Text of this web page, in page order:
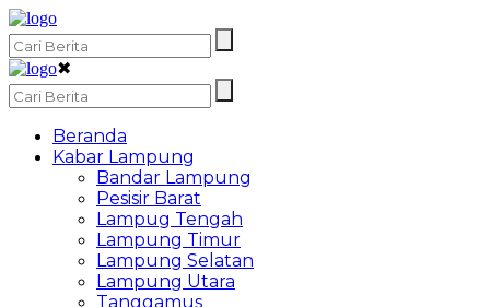
✖
Beranda
Kabar Lampung
Bandar Lampung
Pesisir Barat
Lampug Tengah
Lampung Timur
Lampung Selatan
Lampung Utara
Tanggamus